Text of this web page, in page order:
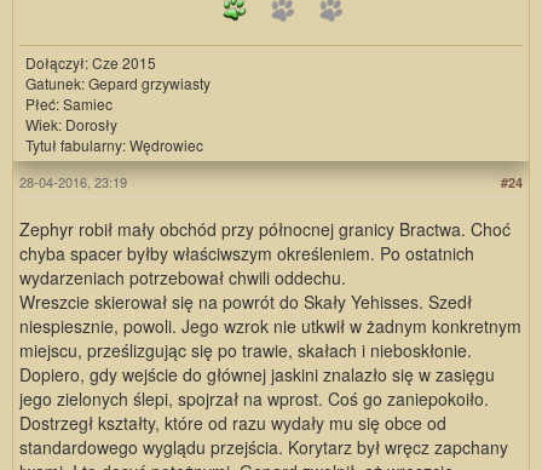
Dołączył: Cze 2015
Gatunek: Gepard grzywiasty
Płeć: Samiec
Wiek: Dorosły
Tytuł fabularny: Wędrowiec
#24
28-04-2016, 23:19
Zephyr robił mały obchód przy północnej granicy Bractwa. Choć
chyba spacer byłby właściwszym określeniem. Po ostatnich
wydarzeniach potrzebował chwili oddechu.
Wreszcie skierował się na powrót do Skały Yehisses. Szedł
niespiesznie, powoli. Jego wzrok nie utkwił w żadnym konkretnym
miejscu, prześlizgując się po trawie, skałach i nieboskłonie.
Dopiero, gdy wejście do głównej jaskini znalazło się w zasięgu
jego zielonych ślepi, spojrzał na wprost. Coś go zaniepokoiło.
Dostrzegł kształty, które od razu wydały mu się obce od
standardowego wyglądu przejścia. Korytarz był wręcz zapchany